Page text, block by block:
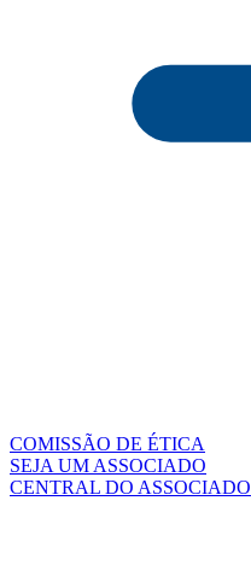
COMISSÃO DE ÉTICA
SEJA UM ASSOCIADO
CENTRAL DO ASSOCIADO